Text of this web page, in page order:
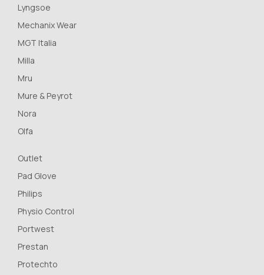
Lyngsoe
Mechanix Wear
MGT Italia
Milla
Mru
Mure & Peyrot
Nora
Olfa
Outlet
Pad Glove
Philips
Physio Control
Portwest
Prestan
Protechto